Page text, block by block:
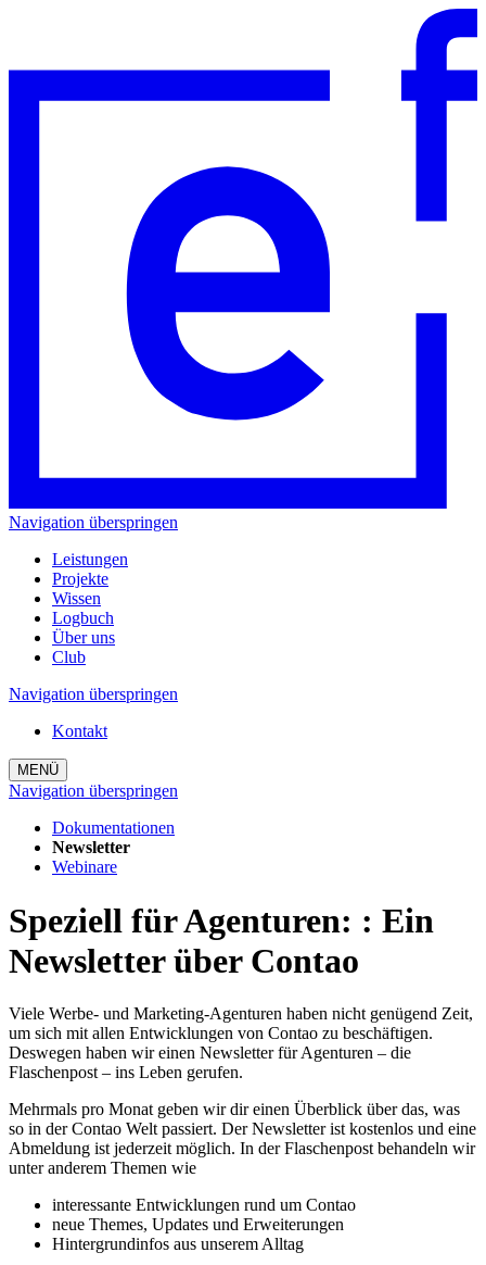
Navigation überspringen
Leistungen
Projekte
Wissen
Logbuch
Über uns
Club
Navigation überspringen
Kontakt
MENÜ
Navigation überspringen
Dokumentationen
Newsletter
Webinare
Speziell für Agenturen: : Ein
Newsletter über Contao
Viele Werbe- und Marketing-Agenturen haben nicht genügend Zeit,
um sich mit allen Entwicklungen von Contao zu beschäftigen.
Deswegen haben wir einen Newsletter für Agenturen – die
Flaschenpost – ins Leben gerufen.
Mehrmals pro Monat geben wir dir einen Überblick über das, was
so in der Contao Welt passiert. Der Newsletter ist kostenlos und eine
Abmeldung ist jederzeit möglich. In der Flaschenpost behandeln wir
unter anderem Themen wie
interessante Entwicklungen rund um Contao
neue Themes, Updates und Erweiterungen
Hintergrundinfos aus unserem Alltag